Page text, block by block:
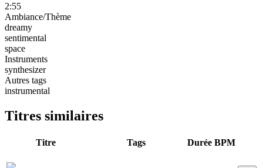
2:55
Ambiance/Thème
dreamy
sentimental
space
Instruments
synthesizer
Autres tags
instrumental
Titres similaires
Titre Tags Durée BPM